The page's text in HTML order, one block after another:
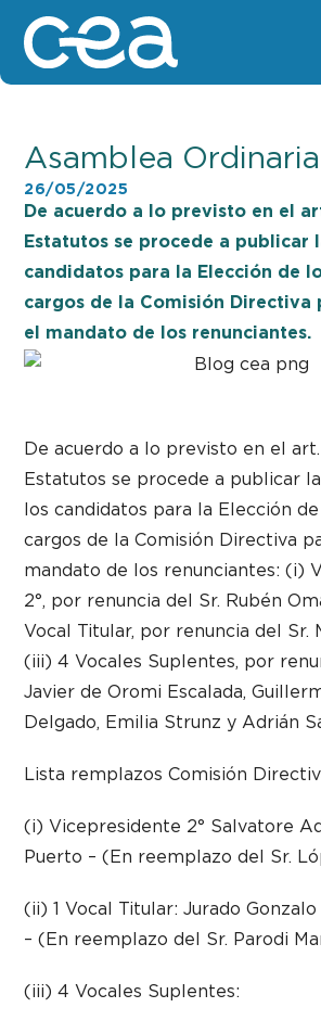
Asamblea
26/05/2025
De acuerdo a lo previsto en el
Estatutos se procede a publicar
candidatos para la Elección de
cargos de la Comisión Directiva
el mandato de los renunciantes.
De acuerdo a lo previsto en el
Estatutos se procede a publicar
los candidatos para la Elección
cargos de la Comisión Directiva
mandato de los renunciantes: (i)
2°, por renuncia del Sr. Rubén
Vocal Titular, por renuncia del Sr.
(iii) 4 Vocales Suplentes, por
Javier de Oromi Escalada,
Delgado, Emilia Strunz y Adrián
Lista remplazos Comisión
(i) Vicepresidente 2° Salvatore
Puerto – (En reemplazo del Sr.
(ii) 1 Vocal Titular: Jurado
– (En reemplazo del Sr. Parodi
(iii) 4 Vocales Suplentes: